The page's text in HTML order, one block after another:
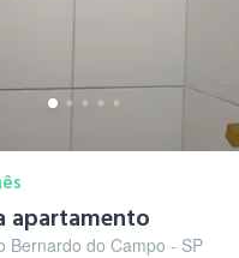
apartamento
Bernardo do Campo - SP